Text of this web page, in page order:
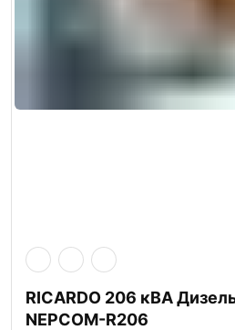
RICARDO 206 кВА
NEPCOM-R206